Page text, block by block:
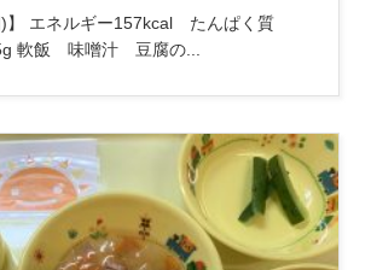
)】 エネルギー157kcal たんぱく質
軟飯 味噌汁 豆腐の...